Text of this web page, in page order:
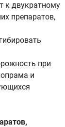
к двукратному
препаратов,
при
и